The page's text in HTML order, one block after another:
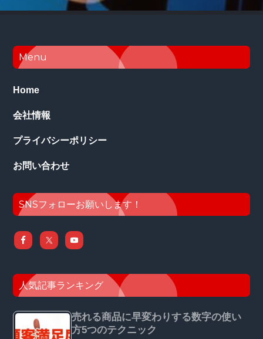
Footer
Menu
Home
会社情報
プライバシーポリシー
お問い合わせ
SNSフォローお願いします！
人気記事ランキング
売れる商品に早変わりする数字の使い
方5つのテクニック